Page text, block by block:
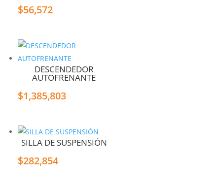
$56,572
DESCENDEDOR
AUTOFRENANTE
$1,385,803
SILLA DE SUSPENSIÓN
$282,854